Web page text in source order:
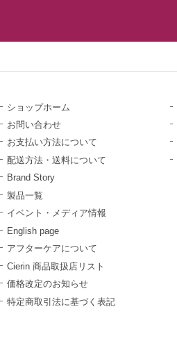
ショップホーム
お問い合わせ
お支払い方法について
配送方法・送料について
Brand Story
製品一覧
イベント・メディア情報
English page
アフターケアについて
Cierin 商品取扱店リスト
価格改定のお知らせ
特定商取引法に基づく表記